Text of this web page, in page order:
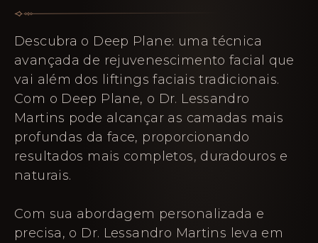
Descubra o Deep Plane: uma técnica
avançada de rejuvenescimento facial que
vai além dos liftings faciais tradicionais.
Com o Deep Plane, o Dr. Lessandro
Martins pode alcançar as camadas mais
profundas da face, proporcionando
resultados mais completos, duradouros e
naturais.
Com sua abordagem personalizada e
precisa, o Dr. Lessandro Martins leva em